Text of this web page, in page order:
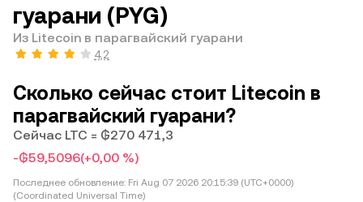
гуарани (PYG)
Из Litecoin в парагвайский гуарани
4,2
Сколько сейчас стоит Litecoin в
парагвайский гуарани?
Сейчас LTC = ₲270 471,3
-₲59,5096(+0,00 %)
Последнее обновление: Fri Aug 07 2026 20:15:39 (UTC+0000)
(Coordinated Universal Time)